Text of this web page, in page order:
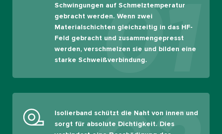
01
Schwingungen auf Schmelztemperatur
gebracht werden. Wenn zwei
Materialschichten gleichzeitig in das HF-
Feld gebracht und zusammengepresst
werden, verschmelzen sie und bilden eine
starke Schweißverbindung.
Isolierband schützt die Naht von innen und
sorgt für absolute Dichtigkeit. Dies